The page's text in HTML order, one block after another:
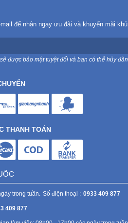
để nhận ngay ưu đãi và khuyến mãi
được bảo mật tuyệt đối và bạn có thể hủy
THANH TOÁN
trong tuần. Số điện thoại : 0933 409 877
409 877